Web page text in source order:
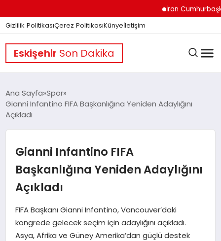
İran Cumhurbaşkanı
Gizlilik PolitikasıÇerez PolitikasıKünyeİletişim
Eskişehir Son Dakika
GÜNDEM
DÜNYA
EĞITIM
EKONOMI
Ana Sayfa Spor
Gianni Infantino FIFA Başkanlığına Yeniden Adaylığını
Açıkladı
Gianni Infantino FIFA
Başkanlığına Yeniden Adaylığını
Açıkladı
FIFA Başkanı Gianni Infantino, Vancouver’daki
kongrede gelecek seçim için adaylığını açıkladı.
Asya, Afrika ve Güney Amerika’dan güçlü destek